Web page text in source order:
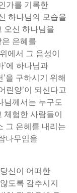
가를 기록한
하나님의 모습을
오신 하나님을
은 은혜를
에서 그 음성이
’에 하나님과
’을 구하시기 위해
린양’이 되신다고
님께서는 누구도
험한 사람들이
그 은혜를 내리는
나무임을
신이 어떠한
도록 감추시지